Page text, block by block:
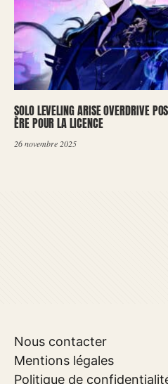
SOLO LEVELING ARISE OVERDRIVE
ÈRE POUR LA LICENCE
26 novembre 2025
Nous contacter
Mentions légales
Politique de